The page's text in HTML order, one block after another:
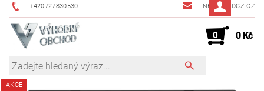
+420727830530 INFO@JMDCZ.CZ
0 0 Kč
AKCE